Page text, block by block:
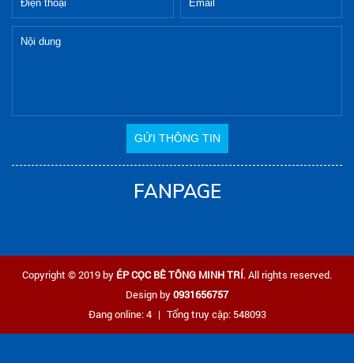
FANPAGE
Copyright © 2019 by ÉP CỌC BÊ TÔNG MINH TRÍ. All rights reserved.
Design by0931656757
Đang online: 4 | Tổng truy cập: 548093